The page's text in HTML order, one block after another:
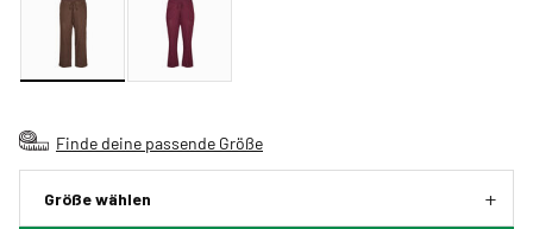
Finde deine passende Größe
Größe wählen